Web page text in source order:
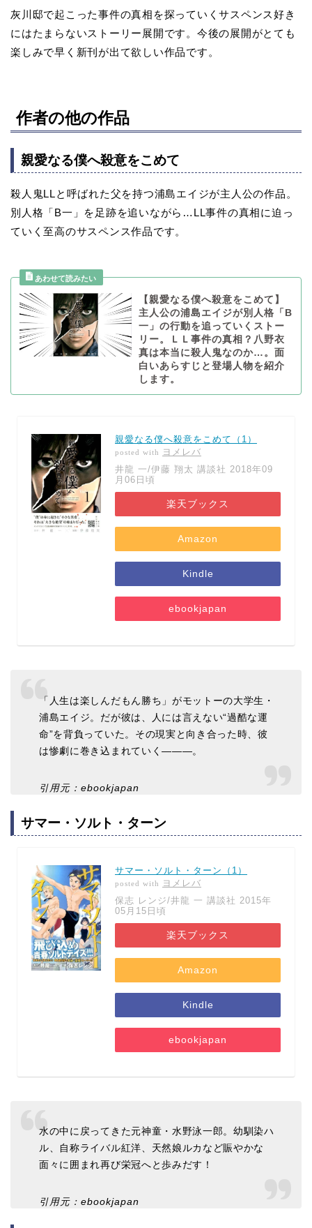
灰川邸で起こった事件の真相を探っていくサスペンス好き
にはたまらないストーリー展開です。今後の展開がとても
楽しみで早く新刊が出て欲しい作品です。
作者の他の作品
親愛なる僕へ殺意をこめて
殺人鬼LLと呼ばれた父を持つ浦島エイジが主人公の作品。
別人格「B一」を足跡を追いながら…LL事件の真相に迫っ
ていく至高のサスペンス作品です。
【親愛なる僕へ殺意をこめて】
主人公の浦島エイジが別人格「B
一」の行動を追っていくストー
リー。ＬＬ事件の真相？八野衣
真は本当に殺人鬼なのか…。面
白いあらすじと登場人物を紹介
します。
親愛なる僕へ殺意をこめて（1）
posted with
ヨメレバ
井龍 一/伊藤 翔太 講談社 2018年09
月06日頃
楽天ブックス
Amazon
Kindle
ebookjapan
「人生は楽しんだもん勝ち」がモットーの大学生・
浦島エイジ。だが彼は、人には言えない“過酷な運
命”を背負っていた。その現実と向き合った時、彼
は惨劇に巻き込まれていく―――。
引用元：ebookjapan
サマー・ソルト・ターン
サマー・ソルト・ターン（1）
posted with
ヨメレバ
保志 レンジ/井龍 一 講談社 2015年
05月15日頃
楽天ブックス
Amazon
Kindle
ebookjapan
水の中に戻ってきた元神童・水野泳一郎。幼馴染ハ
ル、自称ライバル紅洋、天然娘ルカなど賑やかな
面々に囲まれ再び栄冠へと歩みだす！
引用元：ebookjapan